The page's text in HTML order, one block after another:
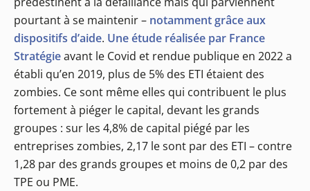
pourtant à se maintenir – notamment grâce aux
dispositifs d’aide. Une étude réalisée par France
Stratégieavant le Covid et rendue publique en 2022 a
établi qu’en 2019, plus de 5% des ETI étaient des
zombies. Ce sont même elles qui contribuent le plus
fortement à piéger le capital, devant les grands
groupes : sur les 4,8% de capital piégé par les
entreprises zombies, 2,17 le sont par des ETI – contre
1,28 par des grands groupes et moins de 0,2 par des
TPE ou PME.